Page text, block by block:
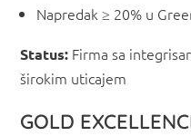
Napredak ≥ 20% u
Status: Firma sa
širokim uticajem
GOLD